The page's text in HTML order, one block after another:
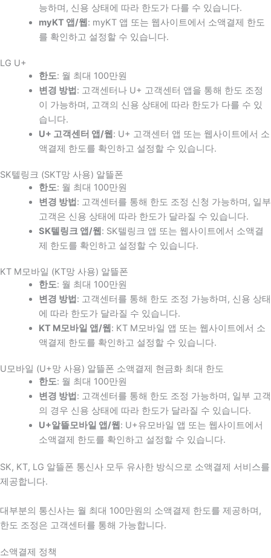
능하며, 신용 상태에 따라 한도가 다를 수 있습니다.
myKT 앱/웹 : myKT 앱 또는 웹사이트에서 소액결제 한도
를 확인하고 설정할 수 있습니다.
LG U+
한도: 월 최대 100만원
변경 방법 : 고객센터나 U+ 고객센터 앱을 통해 한도 조정
이 가능하며, 고객의 신용 상태에 따라 한도가 다를 수 있
습니다.
U+ 고객센터 앱/웹 : U+ 고객센터 앱 또는 웹사이트에서 소
액결제 한도를 확인하고 설정할 수 있습니다.
SK텔링크 (SKT망 사용) 알뜰폰
한도: 월 최대 100만원
변경 방법 : 고객센터를 통해 한도 조정 신청 가능하며, 일부
고객은 신용 상태에 따라 한도가 달라질 수 있습니다.
SK텔링크 앱/웹 : SK텔링크 앱 또는 웹사이트에서 소액결
제 한도를 확인하고 설정할 수 있습니다.
KT M모바일 (KT망 사용) 알뜰폰
한도: 월 최대 100만원
변경 방법 : 고객센터를 통해 한도 조정 가능하며, 신용 상태
에 따라 한도가 달라질 수 있습니다.
KT M모바일 앱/웹 : KT M모바일 앱 또는 웹사이트에서 소
액결제 한도를 확인하고 설정할 수 있습니다.
U모바일 (U+망 사용) 알뜰폰 소액결제 현금화 최대 한도
한도: 월 최대 100만원
변경 방법 : 고객센터를 통해 한도 조정 가능하며, 일부 고객
의 경우 신용 상태에 따라 한도가 달라질 수 있습니다.
U+알뜰모바일 앱/웹 : U+유모바일 앱 또는 웹사이트에서
소액결제 한도를 확인하고 설정할 수 있습니다.
SK, KT, LG 알뜰폰 통신사 모두 유사한 방식으로 소액결제 서비스를
제공합니다.
대부분의 통신사는 월 최대 100만원의 소액결제 한도를 제공하며,
한도 조정은 고객센터를 통해 가능합니다.
소액결제 정책